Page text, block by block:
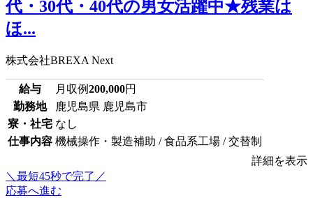
代・30代・40代の男女活躍中★残業は
ほ...
株式会社BREXA Next
給与 月収例200,000円
勤務地
鹿児島県 鹿児島市
寮・社宅 なし
仕事内容 機械操作・製造補助 / 食品系工場 / 交替制
詳細を表示
＼最短45秒で完了／
応募へ進む